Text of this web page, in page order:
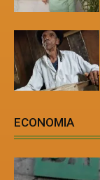
ECONOMIA